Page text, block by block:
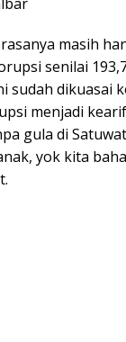
masih
senilai
sudah dikuasai
menjadi
gula di
yok kita